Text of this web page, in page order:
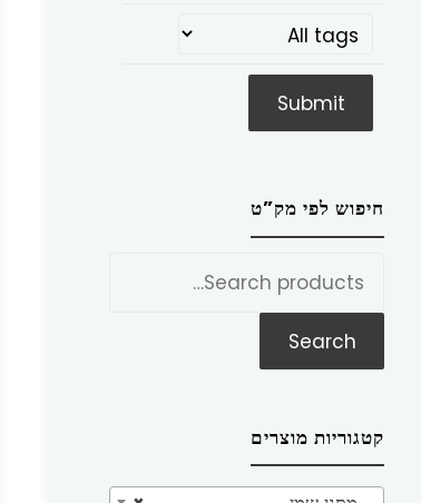
חיפוש לפי מק”ט
Search
קטגוריות מוצרים